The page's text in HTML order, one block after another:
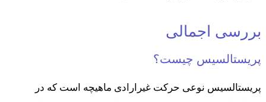
بررسی اجمالی
پریستالسیس چیست؟
پریستالسیس نوعی حرکت غیرارادی ماهیچه است که در